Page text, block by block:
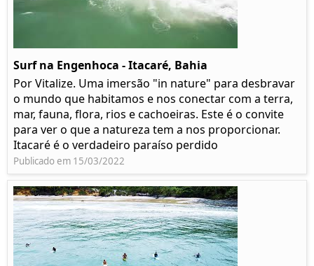
Surf na Engenhoca - Itacaré, Bahia
Por Vitalize. Uma imersão "in nature" para desbravar
o mundo que habitamos e nos conectar com a terra,
mar, fauna, flora, rios e cachoeiras. Este é o convite
para ver o que a natureza tem a nos proporcionar.
Itacaré é o verdadeiro paraíso perdido
Publicado em 15/03/2022